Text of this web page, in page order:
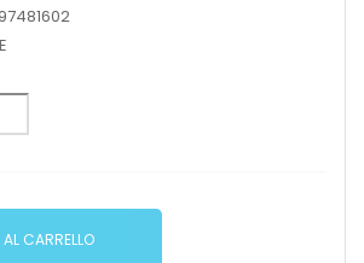
CARRELLO